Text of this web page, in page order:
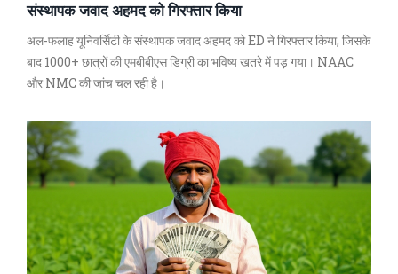
संस्थापक जवाद अहमद को गिरफ्तार किया
अल-फलाह यूनिवर्सिटी के संस्थापक जवाद अहमद को ED ने गिरफ्तार किया, जिसके
बाद 1000+ छात्रों की एमबीबीएस डिग्री का भविष्य खतरे में पड़ गया। NAAC
और NMC की जांच चल रही है।